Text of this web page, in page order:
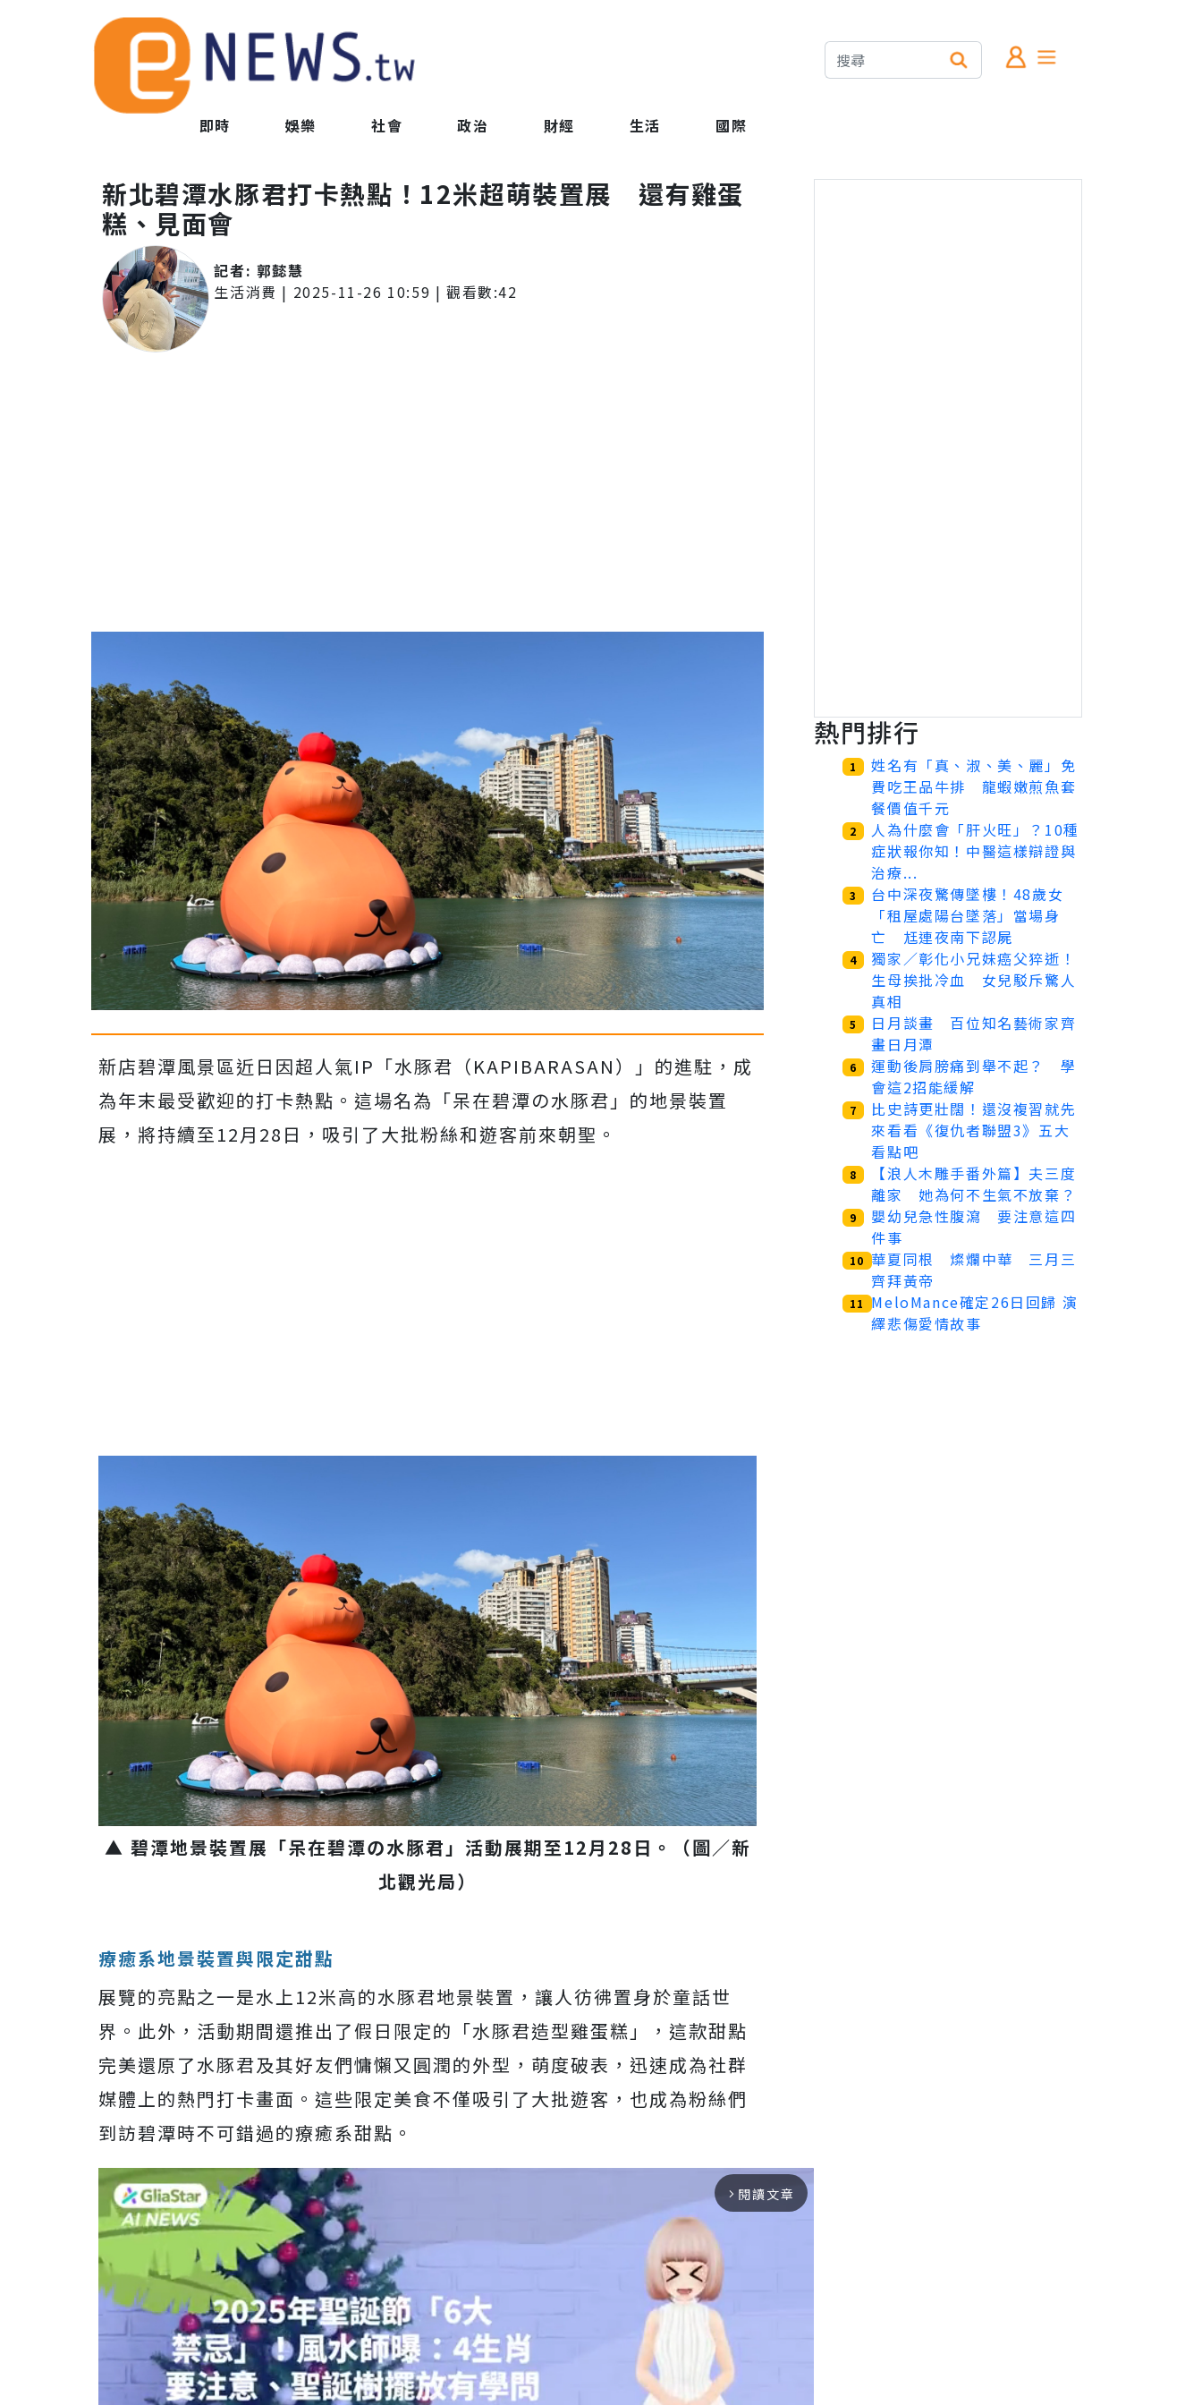
即時 娛樂 社會 政治 財經 生活 國際
新北碧潭水豚君打卡熱點！12米超萌裝置展 還有雞蛋
糕、見面會
記者: 郭懿慧
生活消費 | 2025-11-26 10:59 | 觀看數:42
新店碧潭風景區近日因超人氣IP「水豚君（KAPIBARASAN）」的進駐，成
為年末最受歡迎的打卡熱點。這場名為「呆在碧潭の水豚君」的地景裝置
展，將持續至12月28日，吸引了大批粉絲和遊客前來朝聖。
▲ 碧潭地景裝置展「呆在碧潭の水豚君」活動展期至12月28日。（圖／新
北觀光局）
療癒系地景裝置與限定甜點
展覽的亮點之一是水上12米高的水豚君地景裝置，讓人彷彿置身於童話世
界。此外，活動期間還推出了假日限定的「水豚君造型雞蛋糕」，這款甜點
完美還原了水豚君及其好友們慵懶又圓潤的外型，萌度破表，迅速成為社群
媒體上的熱門打卡畫面。這些限定美食不僅吸引了大批遊客，也成為粉絲們
到訪碧潭時不可錯過的療癒系甜點。
arrow_forward_ios 閱讀文章
熱門排行
1
姓名有「真、淑、美、麗」免
費吃王品牛排 龍蝦嫩煎魚套
餐價值千元
2
人為什麼會「肝火旺」？10種
症狀報你知！中醫這樣辯證與
治療...
3
台中深夜驚傳墜樓！48歲女
「租屋處陽台墜落」當場身
亡 尪連夜南下認屍
4
獨家／彰化小兄妹癌父猝逝！
生母挨批冷血 女兒駁斥驚人
真相
5
日月談畫 百位知名藝術家齊
畫日月潭
6
運動後肩膀痛到舉不起？ 學
會這2招能緩解
7
比史詩更壯闊！還沒複習就先
來看看《復仇者聯盟3》五大
看點吧
8
【浪人木雕手番外篇】夫三度
離家 她為何不生氣不放棄？
9
嬰幼兒急性腹瀉 要注意這四
件事
10 華夏同根 燦爛中華 三月三
齊拜黃帝
11
MeloMance確定26日回歸 演
繹悲傷愛情故事